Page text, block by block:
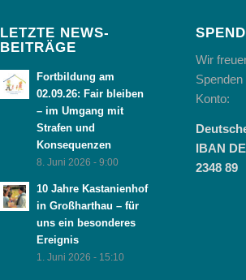
LETZTE NEWS-
BEITRÄGE
Fortbildung am
02.09.26: Fair bleiben
– im Umgang mit
Strafen und
Konsequenzen
8. Juni 2026 - 9:00
10 Jahre Kastanienhof
in Großharthau – für
uns ein besonderes
Ereignis
1. Juni 2026 - 15:10
Wir
Konto:
IBAN
2348 89